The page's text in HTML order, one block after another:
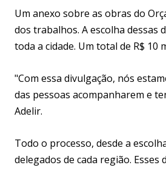
Um anexo sobre as obras do
dos trabalhos. A escolha dessas
toda a cidade. Um total de R$ 10
"Com essa divulgação, nós
das pessoas acompanharem e
Adelir.
Todo o processo, desde a
delegados de cada região.